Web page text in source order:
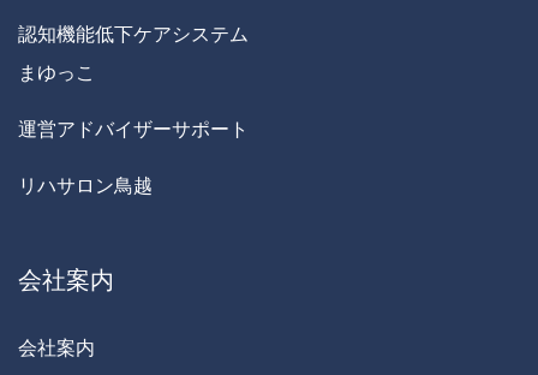
認知機能低下ケアシステム
まゆっこ
運営アドバイザーサポート
リハサロン鳥越
会社案内
会社案内